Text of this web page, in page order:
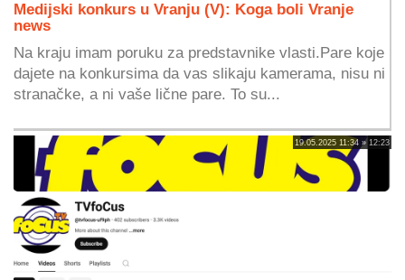
Medijski konkurs u Vranju (V): Koga boli Vranje
news
Na kraju imam poruku za predstavnike vlasti.Pare koje
dajete na konkursima da vas slikaju kamerama, nisu ni
stranačke, a ni vaše lične pare. To su...
19.05.2025 11:34 » 12:23